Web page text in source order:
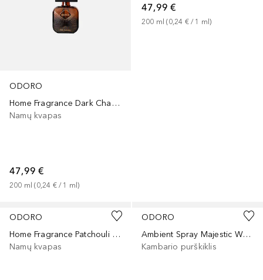
ODORO
Home Fragrance Dark Charms
Namų kvapas
47,99 €
200 ml (0,24 € / 1 ml)
47,99 €
200 ml (0,24 € / 1 ml)
ODORO
Home Fragrance Patchouli Jazz
Namų kvapas
ODORO
Ambient Spray Majestic Wood
Kambario purškiklis